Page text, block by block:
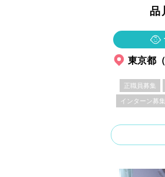
品
東京都
正職員募集
インターン募集